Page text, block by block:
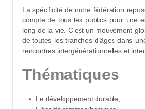
La spécificité de notre fédération
compte de tous les publics pour une
long de la vie. C’est un mouvement
de toutes les tranches d’âges dans
rencontres intergénérationnelles et
Thématiques
Le développement durable,